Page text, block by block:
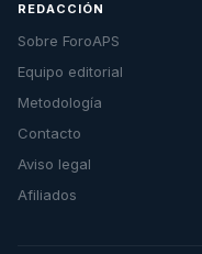
REDACCIÓN
Sobre ForoAPS
Equipo editorial
Metodología
Contacto
Aviso legal
Afiliados